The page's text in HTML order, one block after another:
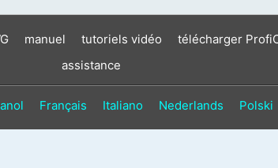
manuel tutoriels vidéo télécharger
assistance
Français Italiano Nederlands Polski